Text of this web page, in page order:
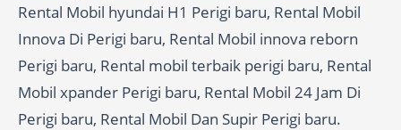
Rental Mobil hyundai H1 Perigi baru, Rental Mobil
Innova Di Perigi baru, Rental Mobil innova reborn
Perigi baru, Rental mobil terbaik perigi baru, Rental
Mobil xpander Perigi baru, Rental Mobil 24 Jam Di
Perigi baru, Rental Mobil Dan Supir Perigi baru.